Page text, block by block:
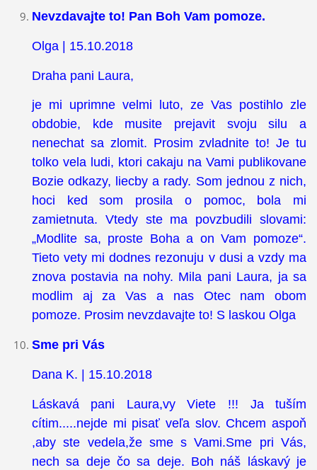
Nevzdavajte to! Pan Boh Vam pomoze.
Olga | 15.10.2018
Draha pani Laura,
je mi uprimne velmi luto, ze Vas postihlo zle
obdobie, kde musite prejavit svoju silu a
nenechat sa zlomit. Prosim zvladnite to! Je tu
tolko vela ludi, ktori cakaju na Vami publikovane
Bozie odkazy, liecby a rady. Som jednou z nich,
hoci ked som prosila o pomoc, bola mi
zamietnuta. Vtedy ste ma povzbudili slovami:
„Modlite sa, proste Boha a on Vam pomoze“.
Tieto vety mi dodnes rezonuju v dusi a vzdy ma
znova postavia na nohy. Mila pani Laura, ja sa
modlim aj za Vas a nas Otec nam obom
pomoze. Prosim nevzdavajte to! S laskou Olga
Sme pri Vás
Dana K. | 15.10.2018
Láskavá pani Laura,vy Viete !!! Ja tuším
cítim.....nejde mi pisať veľa slov. Chcem aspoň
,aby ste vedela,že sme s Vami.Sme pri Vás,
nech sa deje čo sa deje. Boh náš láskavý je